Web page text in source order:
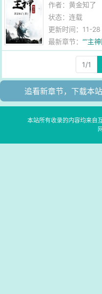
作者： 黄金知了
状态：连载
更新时间：11-
最新章节：“”主
1/1
追看新章节，下载本
本站所有收录的内容均来自